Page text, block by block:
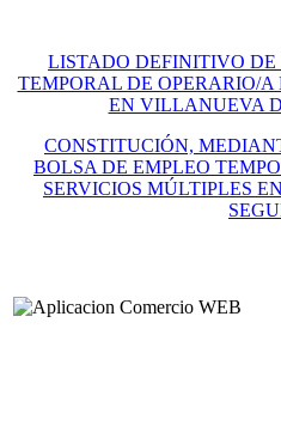
LISTADO DEFINITIVO
TEMPORAL DE OPERARIO/A
EN VILLANUEVA
CONSTITUCIÓN,
BOLSA DE EMPLEO
SERVICIOS MÚLTIPLES